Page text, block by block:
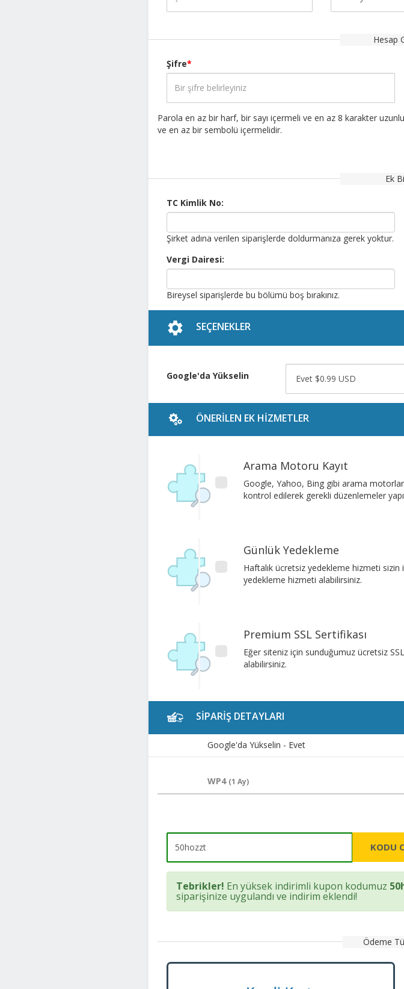
Hesap
Şifre*
Parola en az bir harf, bir sayı içermeli ve en az 8 karakter
ve en az bir sembolü içermelidir.
Ek
TC Kimlik No:
Şirket adına verilen siparişlerde doldurmanıza gerek yoktur.
Vergi Dairesi:
Bireysel siparişlerde bu bölümü boş bırakınız.
SEÇENEKLER
Google'da Yükselin
ÖNERILEN EK HIZMETLER
Arama Motoru Kayıt
Google, Yahoo, Bing gibi arama
kontrol edilerek gerekli düzenlemeler
Günlük Yedekleme
Haftalık ücretsiz yedekleme hizmeti
yedekleme hizmeti alabilirsiniz.
Premium SSL Sertifikası
Eğer siteniz için sunduğumuz ücretsiz
alabilirsiniz.
SİPARİŞ DETAYLARI
Google'da Yükselin - Evet
WP4 (1 Ay)
KODU
Tebrikler! En yüksek indirimli kupon kodumuz
siparişinize uygulandı ve indirim eklendi!
Ödeme